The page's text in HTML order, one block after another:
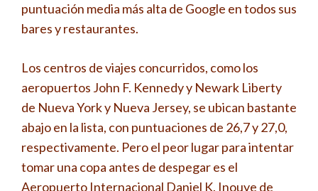
puntuación media más alta de Google en todos sus
bares y restaurantes.
Los centros de viajes concurridos, como los
aeropuertos John F. Kennedy y Newark Liberty
de Nueva York y Nueva Jersey, se ubican bastante
abajo en la lista, con puntuaciones de 26,7 y 27,0,
respectivamente. Pero el peor lugar para intentar
tomar una copa antes de despegar es el
Aeropuerto Internacional Daniel K. Inouye de